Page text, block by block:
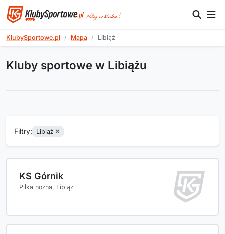
KlubySportowe.pl Mapa Libiąż
Kluby sportowe w Libiążu
Filtry: Libiąż
KS Górnik
Piłka nożna, Libiąż